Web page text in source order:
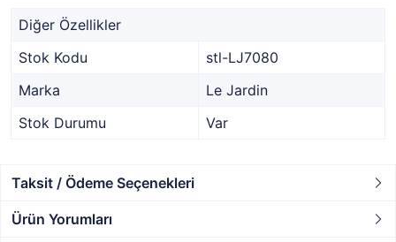
Diğer Özellikler
Stok Kodu
stl-LJ7080
Marka
Le Jardin
Stok Durumu
Var
Taksit / Ödeme Seçenekleri
Ürün Yorumları